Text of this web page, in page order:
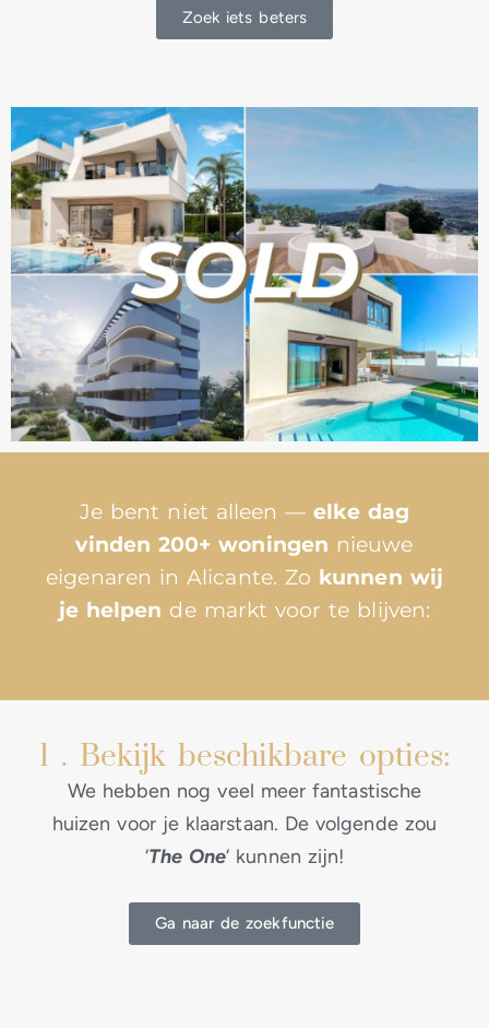
Zoek iets beters
Je bent niet alleen —elke dag
vinden 200+ woningen nieuwe
eigenaren in Alicante. Zo kunnen wij
je helpen de markt voor te blijven:
1 . Bekijk beschikbare opties:
We hebben nog veel meer fantastische
huizen voor je klaarstaan. De volgende zou
‘The One‘ kunnen zijn!
Ga naar de zoekfunctie